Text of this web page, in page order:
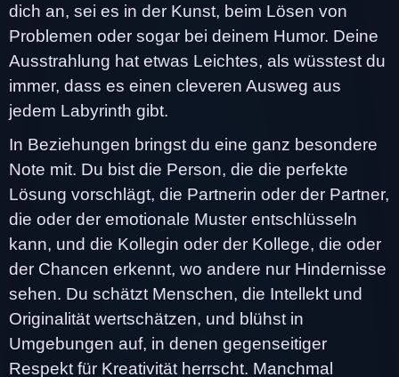
dich an, sei es in der Kunst, beim Lösen von
Problemen oder sogar bei deinem Humor. Deine
Ausstrahlung hat etwas Leichtes, als wüsstest du
immer, dass es einen cleveren Ausweg aus
jedem Labyrinth gibt.
In Beziehungen bringst du eine ganz besondere
Note mit. Du bist die Person, die die perfekte
Lösung vorschlägt, die Partnerin oder der Partner,
die oder der emotionale Muster entschlüsseln
kann, und die Kollegin oder der Kollege, die oder
der Chancen erkennt, wo andere nur Hindernisse
sehen. Du schätzt Menschen, die Intellekt und
Originalität wertschätzen, und blühst in
Umgebungen auf, in denen gegenseitiger
Respekt für Kreativität herrscht. Manchmal